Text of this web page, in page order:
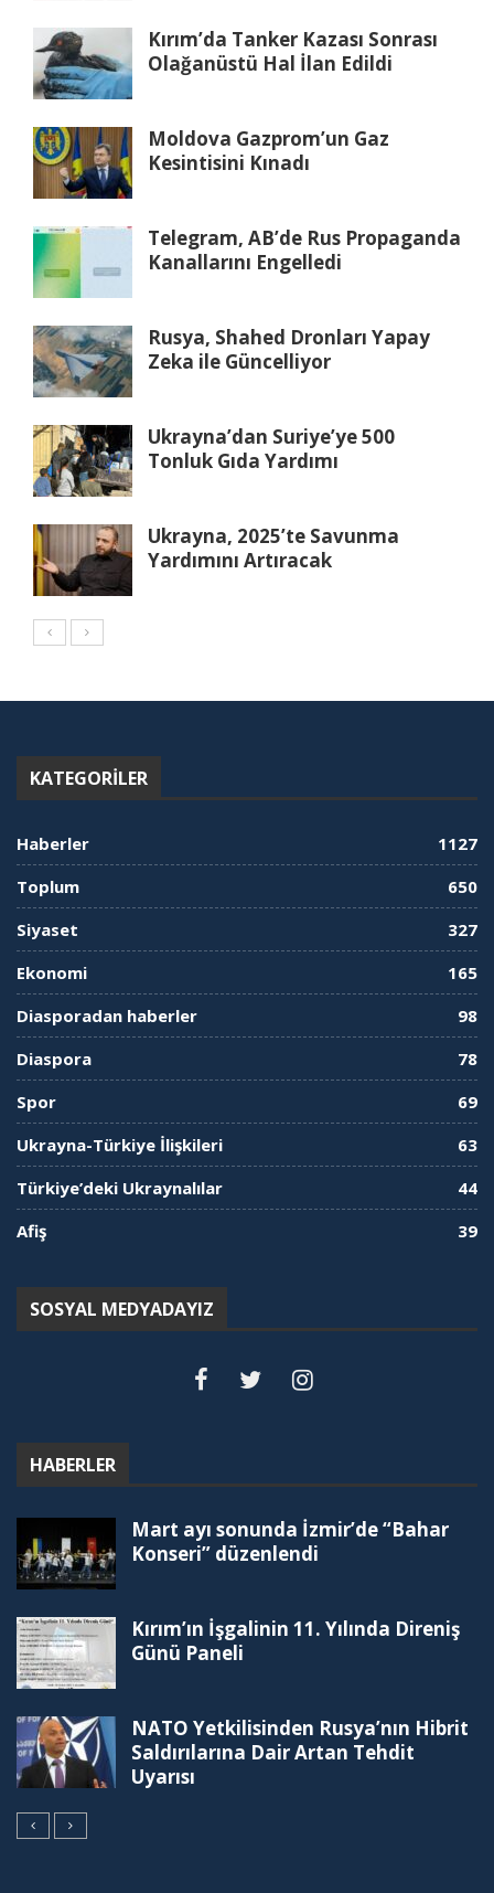
Kırım’da Tanker Kazası Sonrası
Olağanüstü Hal İlan Edildi
Moldova Gazprom’un Gaz
Kesintisini Kınadı
Telegram, AB’de Rus Propaganda
Kanallarını Engelledi
Rusya, Shahed Dronları Yapay
Zeka ile Güncelliyor
Ukrayna’dan Suriye’ye 500
Tonluk Gıda Yardımı
Ukrayna, 2025’te Savunma
Yardımını Artıracak
KATEGORILER
Haberler
1127
Toplum
650
Siyaset
327
Ekonomi
165
Diasporadan haberler
98
Diaspora
78
Spor
69
Ukrayna-Türkiye İlişkileri
63
Türkiye’deki Ukraynalılar
44
Afiş
39
SOSYAL MEDYADAYIZ
HABERLER
Mart ayı sonunda İzmir’de “Bahar
Konseri” düzenlendi
Kırım’ın İşgalinin 11. Yılında Direniş
Günü Paneli
NATO Yetkilisinden Rusya’nın Hibrit
Saldırılarına Dair Artan Tehdit
Uyarısı